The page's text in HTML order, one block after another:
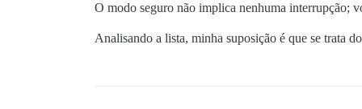
O modo seguro não implica nenhuma interrupção;
Analisando a lista, minha suposição é que se trata